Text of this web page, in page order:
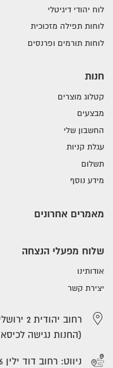
לוח יהודי דיגיטלי
לוחות תפילה מזכוכית
לוחות תורמים ופרנסים
חנות
קטלוג מוצרים
מבצעים
החשבון שלי
עגלת קניות
תשלום
מידע נוסף
מאמרים אחרונים
שלוח מפעלי הנצחה
אודותינו
יצירת קשר
רחוב יהודית 2 ירושלים.
(החנות נגישה
ניווט: רחוב דוד ילין 26 ירושלים.